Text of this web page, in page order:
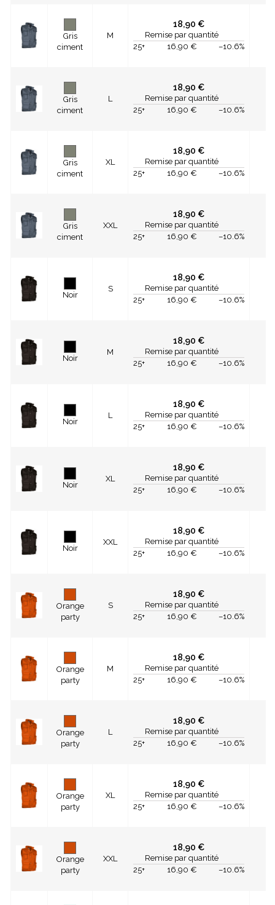
Gris
ciment
M
18,90 €
Remise par quantité
25+
16,90 € –10.6%
Gris
ciment
L
18,90 €
Remise par quantité
25+
16,90 € –10.6%
Gris
ciment
XL
18,90 €
Remise par quantité
25+
16,90 € –10.6%
Gris
ciment
XXL
18,90 €
Remise par quantité
25+
16,90 € –10.6%
Noir
S
18,90 €
Remise par quantité
25+
16,90 € –10.6%
Noir
M
18,90 €
Remise par quantité
25+
16,90 € –10.6%
Noir
L
18,90 €
Remise par quantité
25+
16,90 € –10.6%
Noir
XL
18,90 €
Remise par quantité
25+
16,90 € –10.6%
Noir
XXL
18,90 €
Remise par quantité
25+
16,90 € –10.6%
Orange
party
S
18,90 €
Remise par quantité
25+
16,90 € –10.6%
Orange
party
M
18,90 €
Remise par quantité
25+
16,90 € –10.6%
Orange
party
L
18,90 €
Remise par quantité
25+
16,90 € –10.6%
Orange
party
XL
18,90 €
Remise par quantité
25+
16,90 € –10.6%
Orange
party
XXL
18,90 €
Remise par quantité
25+
16,90 € –10.6%